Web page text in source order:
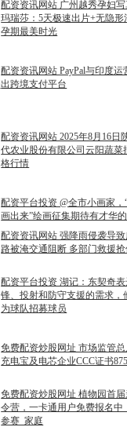
配资资讯网站 广州越秀孕妇
玛瑞莎：5天极速出片+无隐形
孕期最美时光
配资资讯网站 PayPal与印度运
出跨境支付平台
配资资讯网站 2025年8月16日
代农业股份有限公司云阳蔬菜
格行情
配资平台投资 @全市小画家，
画出来”绘画征集期待有才华
配资资讯网站 强降雨侵袭导
路被淹交通阻断 多部门救援
配资平台投资 湖记：东契奇
锋、投射和防守支援的需求，
为球队招募球员
免费配资炒股网址 市场监管
充电宝及电芯企业CCC证书
免费配资炒股网址 植物园首
令营，一卡通用户免费报名
参赛_家庭